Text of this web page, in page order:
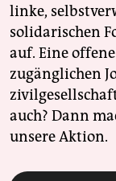
linke,
solidarischen
auf. Eine
zugänglichen
auch? Dann
unsere Aktion.